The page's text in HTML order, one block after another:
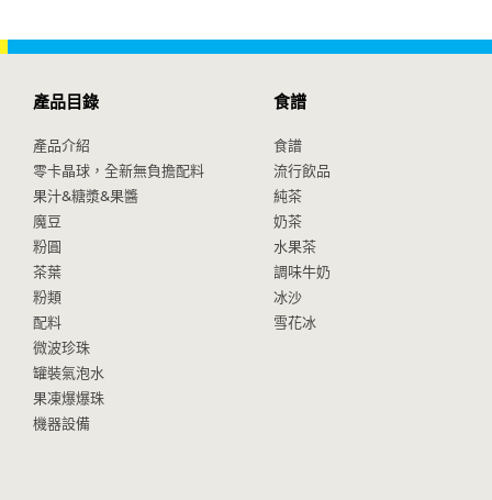
產品目錄
產品介紹
零卡晶球，全新無負擔配料
果汁&糖漿&果醬
魔豆
粉圓
茶葉
粉類
配料
微波珍珠
罐裝氣泡水
果凍爆爆珠
機器設備
食譜
食譜
流行飲品
純茶
奶茶
水果茶
調味牛奶
冰沙
雪花冰